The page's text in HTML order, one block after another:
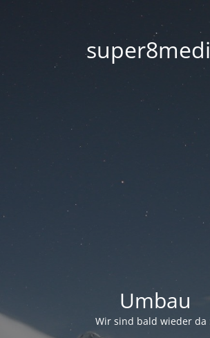
Umbau
Wir sind bald wieder da